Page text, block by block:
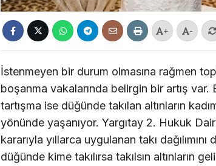
+ -
İstenmeyen bir durum olmasına rağmen
boşanma vakalarında belirgin bir artış
tartışma ise düğünde takılan altınların
yönünde yaşanıyor. Yargıtay 2. Hukuk
kararıyla yıllarca uygulanan takı
düğünde kime takılırsa takılsın altınların